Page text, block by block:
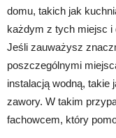
domu, takich jak
każdym z tych miejsc i
Jeśli zauważysz
poszczególnymi
instalacją wodną, takie
zawory. W takim
fachowcem, który